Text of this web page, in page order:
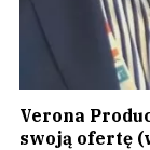
Verona
swoją ofertę